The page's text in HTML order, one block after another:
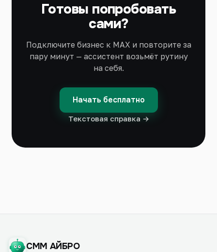
Готовы попробовать
сами?
Подключите бизнес к MAX и повторите за
пару минут — ассистент возьмёт рутину
на себя.
Начать бесплатно
Текстовая справка →
СММ АЙБРО